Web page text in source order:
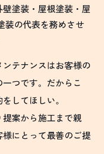
塗装・屋根塗装・屋
装の代表を務めさせ
テナンスはお客様の
つです。だからこ
してほしい。
案から施工まで親
にとって最善のご提